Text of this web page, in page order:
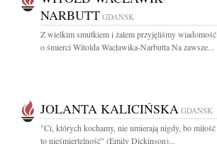
NARBUTT GDAŃSK
Z wielkim smutkiem i żalem przyjęliśmy wiadomość
o śmierci Witolda Wacławika-Narbutta Na zawsze...
JOLANTA KALICIŃSKA GDAŃSK
"Ci, których kochamy, nie umierają nigdy, bo miłość
to nieśmiertelność" (Emily Dickinson)...